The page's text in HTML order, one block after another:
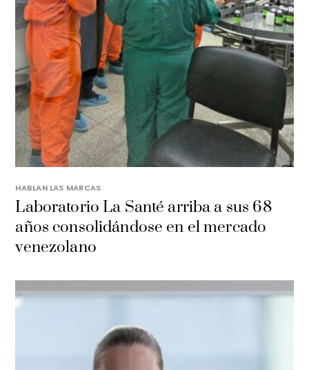
HABLAN LAS MARCAS
Laboratorio La Santé arriba a sus 68
años consolidándose en el mercado
venezolano